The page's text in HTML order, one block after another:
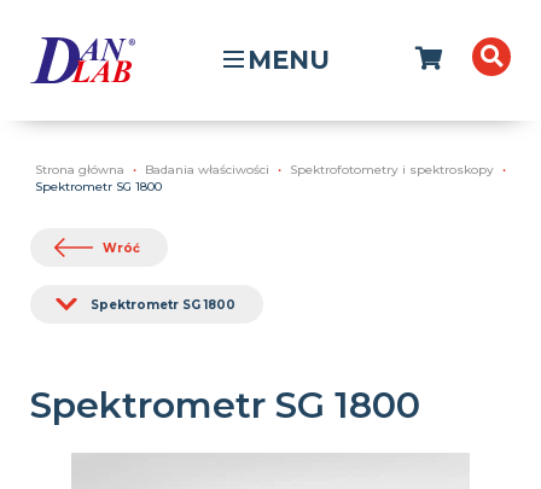
MENU
Strona główna Badania właściwości
Spektrofotometry i spektroskopy
Spektrometr SG 1800
Wróć
Spektrometr SG 1800
Spektrometr SG 1800